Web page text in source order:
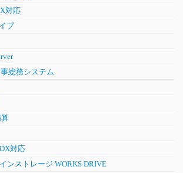
対応
ブ
総務システム
対応
ンストレージ WORKS DRIVE